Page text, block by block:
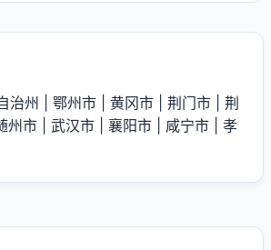
治州 鄂州市 黄冈市 荆门市
荆
州市 武汉市 襄阳市 咸宁市
孝